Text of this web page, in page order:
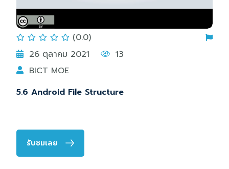
(0.0)
26 ตุลาคม 2021
13
BICT MOE
5.6 Android File Structure
รับชมเลย